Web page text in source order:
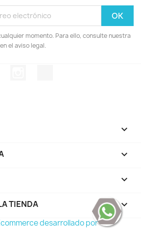
momento. Para ello, consulte nuestra
el aviso legal.



TIENDA keyboard_arrow_down
desarrollado por